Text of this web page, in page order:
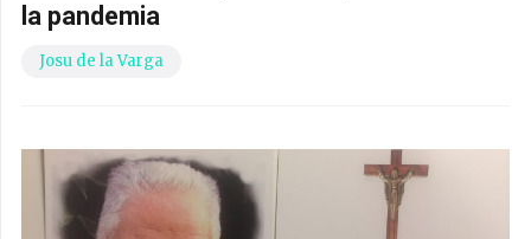
la pandemia
Josu de la Varga